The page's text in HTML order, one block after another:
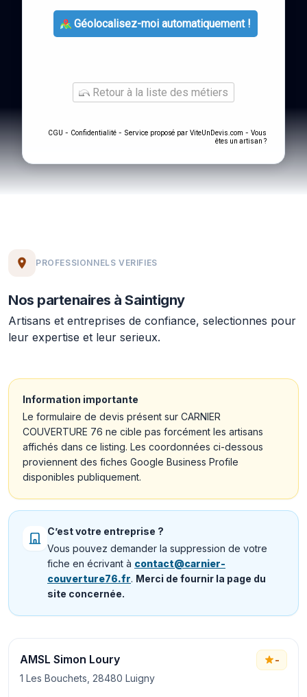
Géolocalisez-moi automatiquement !
Retour à la liste des métiers
CGU - Confidentialité - Service proposé par ViteUnDevis.com - Vous
êtes un artisan ?
PROFESSIONNELS VERIFIES
Nos partenaires à Saintigny
Artisans et entreprises de confiance, selectionnes pour
leur expertise et leur serieux.
Information importante
Le formulaire de devis présent sur CARNIER
COUVERTURE 76 ne cible pas forcément les artisans
affichés dans ce listing. Les coordonnées ci-dessous
proviennent des fiches Google Business Profile
disponibles publiquement.
C’est votre entreprise ?
Vous pouvez demander la suppression de votre
fiche en écrivant à contact@carnier-
couverture76.fr. Merci de fournir la page du
site concernée.
AMSL Simon Loury
1 Les Bouchets, 28480 Luigny
-